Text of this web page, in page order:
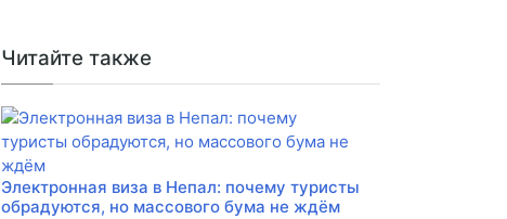
Читайте также
Электронная виза в Непал: почему туристы
обрадуются, но массового бума не ждём